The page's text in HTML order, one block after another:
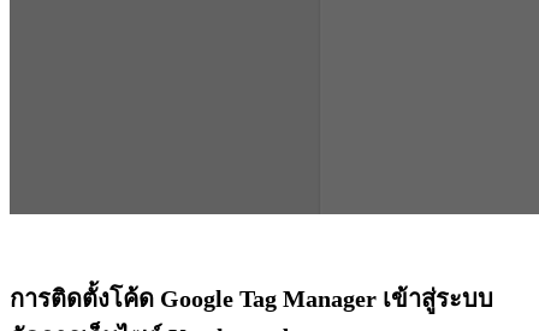
การติดตั้งโค้ด Google Tag Manager เข้าสู่ระบบ